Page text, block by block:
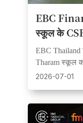
EBC
स्कूल के CSR
सामुदायिक
EBC
Tharam स्कूल
साझेदारी के
2026-07-01